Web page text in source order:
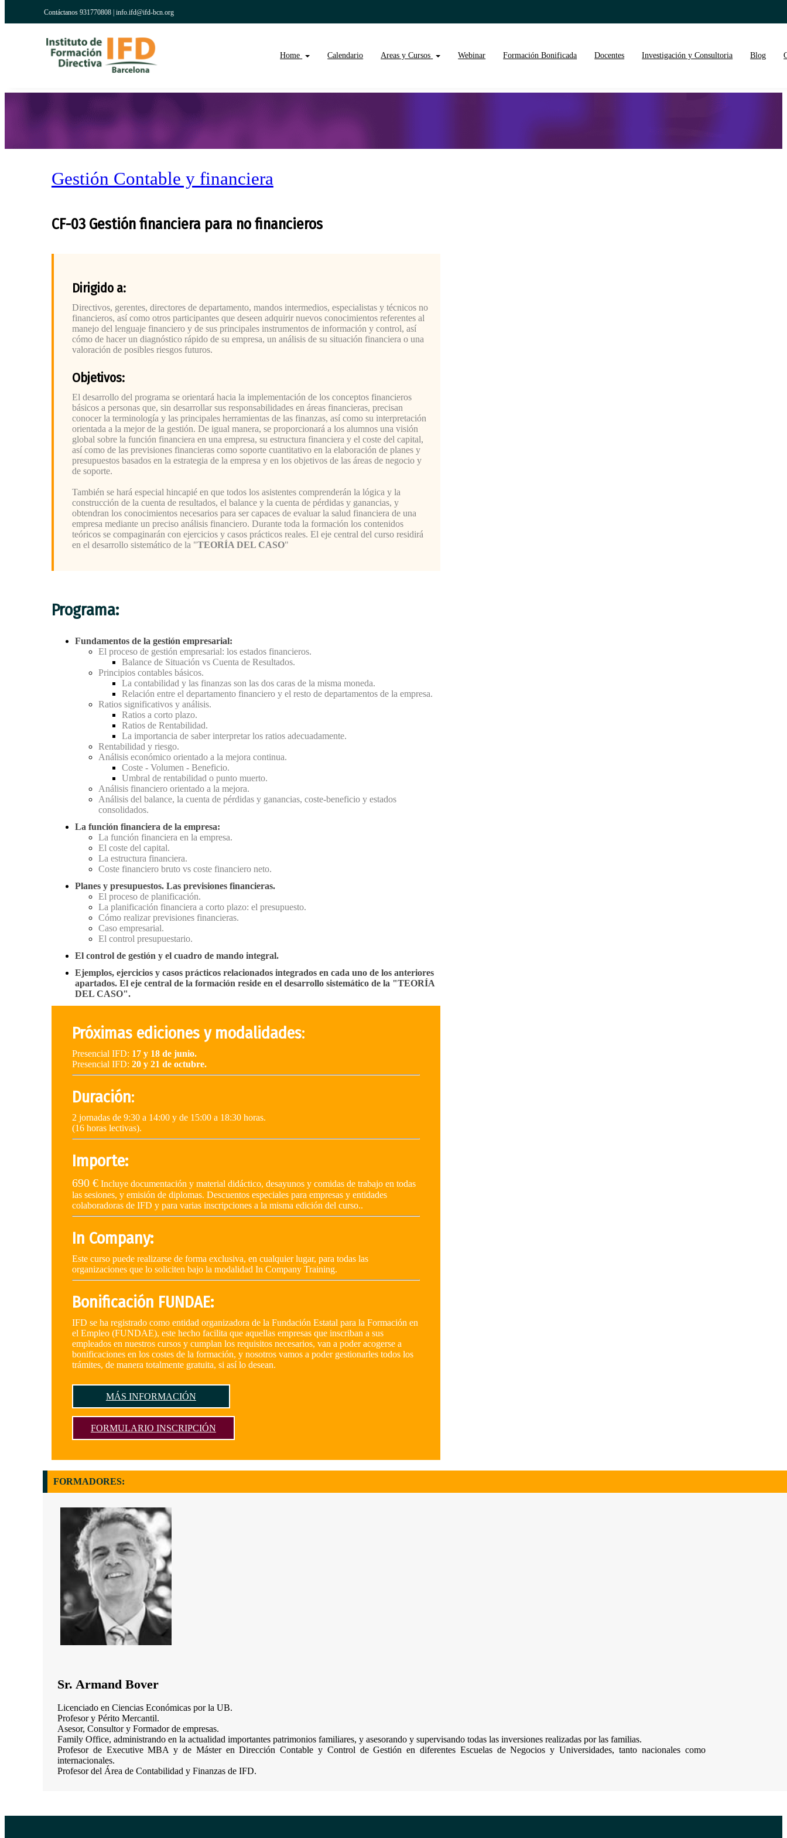
Contáctanos 931770808 |info.ifd@ifd-bcn.org
Home Calendario Areas y Cursos Webinar Formación Bonificada Docentes Investigación y Consultoria Blog
Gestión Contable y financiera
CF-03 Gestión financiera para no financieros
Dirigido a:
Directivos, gerentes, directores de departamento, mandos intermedios, especialistas y técnicos no
financieros, así como otros participantes que deseen adquirir nuevos conocimientos referentes al
manejo del lenguaje financiero y de sus principales instrumentos de información y control, así
cómo de hacer un diagnóstico rápido de su empresa, un análisis de su situación financiera o una
valoración de posibles riesgos futuros.
Objetivos:
El desarrollo del programa se orientará hacia la implementación de los conceptos financieros
básicos a personas que, sin desarrollar sus responsabilidades en áreas financieras, precisan
conocer la terminología y las principales herramientas de las finanzas, así como su interpretación
orientada a la mejor de la gestión. De igual manera, se proporcionará a los alumnos una visión
global sobre la función financiera en una empresa, su estructura financiera y el coste del capital,
así como de las previsiones financieras como soporte cuantitativo en la elaboración de planes y
presupuestos basados en la estrategia de la empresa y en los objetivos de las áreas de negocio y
de soporte.
También se hará especial hincapié en que todos los asistentes comprenderán la lógica y la
construcción de la cuenta de resultados, el balance y la cuenta de pérdidas y ganancias, y
obtendran los conocimientos necesarios para ser capaces de evaluar la salud financiera de una
empresa mediante un preciso análisis financiero. Durante toda la formación los contenidos
teóricos se compaginarán con ejercicios y casos prácticos reales. El eje central del curso residirá
en el desarrollo sistemático de la "TEORÍA DEL CASO"
Programa:
Fundamentos de la gestión empresarial:
El proceso de gestión empresarial: los estados financieros.
Balance de Situación vs Cuenta de Resultados.
Principios contables básicos.
La contabilidad y las finanzas son las dos caras de la misma moneda.
Relación entre el departamento financiero y el resto de departamentos de la empresa.
Ratios significativos y análisis.
Ratios a corto plazo.
Ratios de Rentabilidad.
La importancia de saber interpretar los ratios adecuadamente.
Rentabilidad y riesgo.
Análisis económico orientado a la mejora continua.
Coste - Volumen - Beneficio.
Umbral de rentabilidad o punto muerto.
Análisis financiero orientado a la mejora.
Análisis del balance, la cuenta de pérdidas y ganancias, coste-beneficio y estados
consolidados.
La función financiera de la empresa:
La función financiera en la empresa.
El coste del capital.
La estructura financiera.
Coste financiero bruto vs coste financiero neto.
Planes y presupuestos. Las previsiones financieras.
El proceso de planificación.
La planificación financiera a corto plazo: el presupuesto.
Cómo realizar previsiones financieras.
Caso empresarial.
El control presupuestario.
El control de gestión y el cuadro de mando integral.
Ejemplos, ejercicios y casos prácticos relacionados integrados en cada uno de los anteriores
apartados. El eje central de la formación reside en el desarrollo sistemático de la "TEORÍA
DEL CASO".
Próximas ediciones y modalidades:
Presencial IFD: 17 y 18 de junio.
Presencial IFD: 20 y 21 de octubre.
Duración:
2 jornadas de 9:30 a 14:00 y de 15:00 a 18:30 horas.
(16 horas lectivas).
Importe:
690 €Incluye documentación y material didáctico, desayunos y comidas de trabajo en todas
las sesiones, y emisión de diplomas. Descuentos especiales para empresas y entidades
colaboradoras de IFD y para varias inscripciones a la misma edición del curso..
In Company:
Este curso puede realizarse de forma exclusiva, en cualquier lugar, para todas las
organizaciones que lo soliciten bajo la modalidad In Company Training.
Bonificación FUNDAE:
IFD se ha registrado como entidad organizadora de la Fundación Estatal para la Formación en
el Empleo (FUNDAE), este hecho facilita que aquellas empresas que inscriban a sus
empleados en nuestros cursos y cumplan los requisitos necesarios, van a poder acogerse a
bonificaciones en los costes de la formación, y nosotros vamos a poder gestionarles todos los
trámites, de manera totalmente gratuita, si así lo desean.
MÁS INFORMACIÓN
FORMULARIO INSCRIPCIÓN
FORMADORES:
Sr. Armand Bover
Licenciado en Ciencias Económicas por la UB.
Profesor y Périto Mercantil.
Asesor, Consultor y Formador de empresas.
Family Office, administrando en la actualidad importantes patrimonios familiares, y asesorando y supervisando todas las inversiones realizadas por las familias.
Profesor de Executive MBA y de Máster en Dirección Contable y Control de Gestión en diferentes Escuelas de Negocios y Universidades, tanto nacionales como
internacionales.
Profesor del Área de Contabilidad y Finanzas de IFD.